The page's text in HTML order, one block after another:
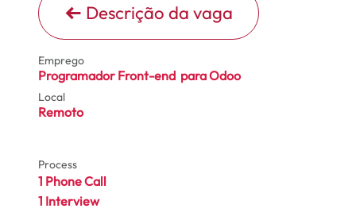
Descrição da vaga
Emprego
Programador Front-end para Odoo
Local
Remoto
Process
1 Phone Call
1 Interview